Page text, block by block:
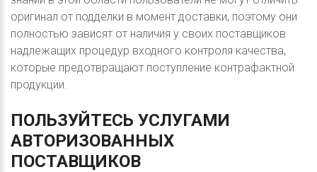
оригинал от подделки в момент доставки, поэтому они
полностью зависят от наличия у своих поставщиков
надлежащих процедур входного контроля качества,
которые предотвращают поступление контрафактной
продукции.
ПОЛЬЗУЙТЕСЬ УСЛУГАМИ
АВТОРИЗОВАННЫХ
ПОСТАВЩИКОВ